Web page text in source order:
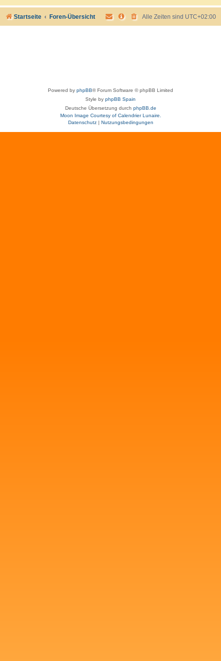
Startseite Foren-Übersicht Alle Zeiten sind UTC+02:00
Powered by phpBB® Forum Software © phpBB Limited
Style by phpBB Spain
Deutsche Übersetzung durch phpBB.de
Moon Image Courtesy of Calendrier Lunaire.
Datenschutz| Nutzungsbedingungen